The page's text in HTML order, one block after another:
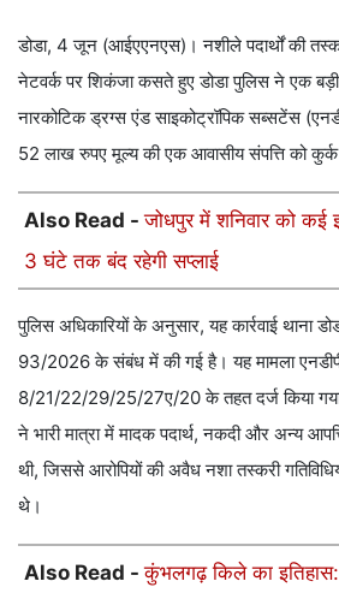
डोडा, 4 जून (आईएएनएस)। नशीले पदार्थों की
नेटवर्क पर शिकंजा कसते हुए डोडा पुलिस ने एक बड़ी
नारकोटिक ड्रग्स एंड साइकोट्रॉपिक सब्सटेंस
52 लाख रुपए मूल्य की एक आवासीय संपत्ति को
Also Read -जोधपुर में शनिवार को कई
3 घंटे तक बंद रहेगी सप्लाई
पुलिस अधिकारियों के अनुसार, यह कार्रवाई थाना
93/2026 के संबंध में की गई है। यह मामला
8/21/22/29/25/27ए/20 के तहत दर्ज किया
ने भारी मात्रा में मादक पदार्थ, नकदी और अन्य
थी, जिससे आरोपियों की अवैध नशा तस्करी
थे।
Also Read -कुंभलगढ़ किले का इतिहास: